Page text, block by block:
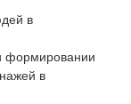
в
формировании
в